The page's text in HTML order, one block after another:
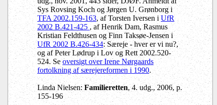
Sys Rovsing Koch og Jørgen U. Grønborg i
TFA 2002.159-163, af Torsten Iversen iUfR
2002 B.421-425, af Henrik Dam, Rasmus
Kristian Feldthusen og Finn Taksøe-Jensen i
UfR 2002 B.426-434: Særeje - hver er vi nu?,
og af Peter Lødrup i Lov og Rett 2002.520-
524. Seoversigt over Irene Nørgaards
fortolkning af særejereformen i 1990.
Linda Nielsen: Familieretten, 4. udg., 2006, p.
155-196